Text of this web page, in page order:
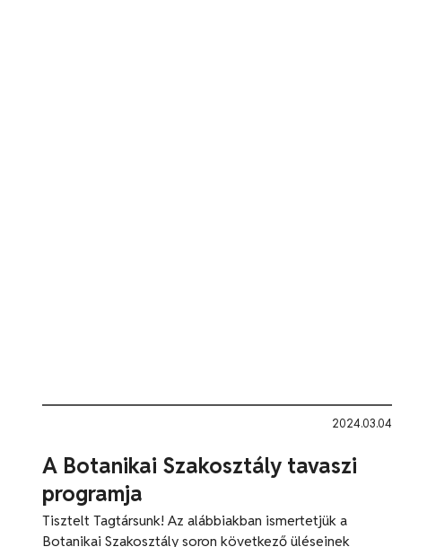
A Botanikai Szakosztály tavaszi
programja
2024.03.04
Tisztelt Tagtársunk! Az alábbiakban ismertetjük a
Botanikai Szakosztály soron következő üléseinek